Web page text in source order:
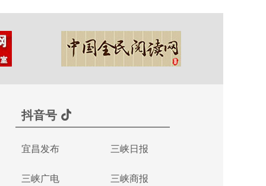
抖音号
宜昌发布 三峡日报
三峡广电 三峡商报